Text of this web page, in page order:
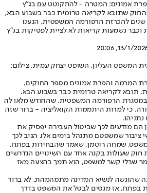
אמונים: המטרה - להתקוטט עם בג"ץ
שתובא לקריאה טרומית כבר בשבוע הבא,
להכרזת הרפורמה המשפטית, הגענו
נשמעות קריאות לא לציית לפסיקות בג"ץ
13/1/2026,
המשפט העליון, השופט יצחק עמית, צילום:
המרמה והפרת אמונים מספר החוקים,
תובא לקריאה טרומית כבר בשבוע הבא.
הרפורמה המשפטית, שהחודש מלאו לה
כי למרות היתממות הקואליציה - ברור שזה
הם מודעים לכך שביטול העבירה יפסיק את
ציבור שמשפטם מתנהל בימים אלו. הגיב לכך
שמחה רוטמן, שאמר שהבחירות בפתח,
שעולות בקנה אחד עם השינויים הנדרשים
שבלי קשר למשפט, הוא תמך בהצעה מאז
שהוגשה לנשיא המדינה מתמהמהת. לא ברור
בפתח, אז מנסים לבטל את המשפט בדרך